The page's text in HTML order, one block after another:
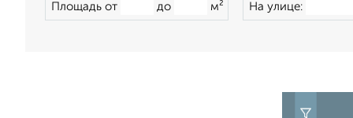
Площадь от до м² На улице: